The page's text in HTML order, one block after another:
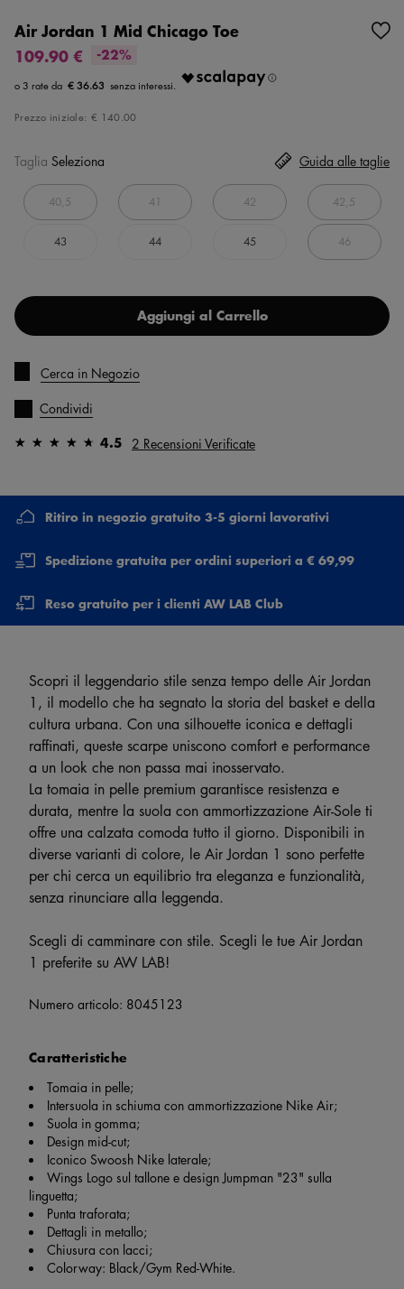
Air Jordan 1 Mid Chicago Toe
109.90 €
-22%
€ 36.63
Prezzo iniziale: € 140.00
Taglia Seleziona
40,5 41 42 42,5
43 44 45 46
Guida alle taglie
Aggiungi al Carrello
Cerca in Negozio
Condividi
4.5 2 Recensioni Verificate
Ritiro in negozio gratuito 3-5 giorni lavorativi
Spedizione gratuita per ordini superiori a € 69,99
Reso gratuito per i clienti AW LAB Club
Scopri il leggendario stile senza tempo delle Air Jordan
1, il modello che ha segnato la storia del basket e della
cultura urbana. Con una silhouette iconica e dettagli
raffinati, queste scarpe uniscono comfort e performance
a un look che non passa mai inosservato.
La tomaia in pelle premium garantisce resistenza e
durata, mentre la suola con ammortizzazione Air-Sole ti
offre una calzata comoda tutto il giorno. Disponibili in
diverse varianti di colore, le Air Jordan 1 sono perfette
per chi cerca un equilibrio tra eleganza e funzionalità,
senza rinunciare alla leggenda.
Scegli di camminare con stile. Scegli le tue Air Jordan
1 preferite su AW LAB!
Numero articolo: 8045123
Caratteristiche
Tomaia in pelle;
Intersuola in schiuma con ammortizzazione Nike Air;
Suola in gomma;
Design mid-cut;
Iconico Swoosh Nike laterale;
Wings Logo sul tallone e design Jumpman "23" sulla
linguetta;
Punta traforata;
Dettagli in metallo;
Chiusura con lacci;
Colorway: Black/Gym Red-White.